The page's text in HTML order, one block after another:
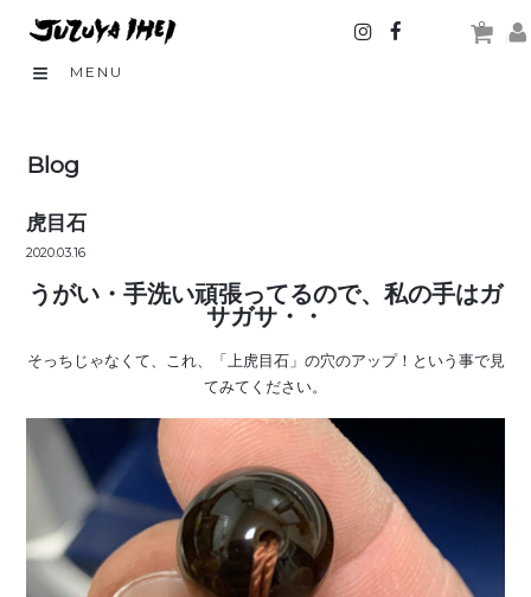
0
MENU
Blog
虎目石
2020.03.16
うがい・手洗い頑張ってるので、私の手はガ
サガサ・・
そっちじゃなくて、これ、「上虎目石」の穴のアップ！という事で見
てみてください。